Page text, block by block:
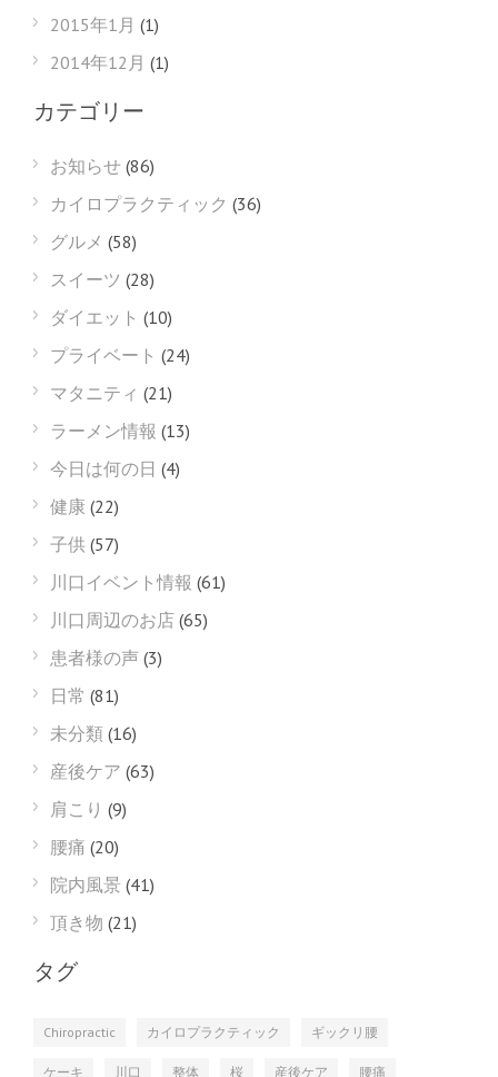
2015年1月 (1)
2014年12月 (1)
カテゴリー
お知らせ (86)
カイロプラクティック (36)
グルメ (58)
スイーツ (28)
ダイエット (10)
プライベート (24)
マタニティ (21)
ラーメン情報 (13)
今日は何の日 (4)
健康 (22)
子供 (57)
川口イベント情報 (61)
川口周辺のお店 (65)
患者様の声 (3)
日常 (81)
未分類 (16)
産後ケア (63)
肩こり (9)
腰痛 (20)
院内風景 (41)
頂き物 (21)
タグ
Chiropractic カイロプラクティック ギックリ腰
ケーキ 川口 整体 桜 産後ケア 腰痛